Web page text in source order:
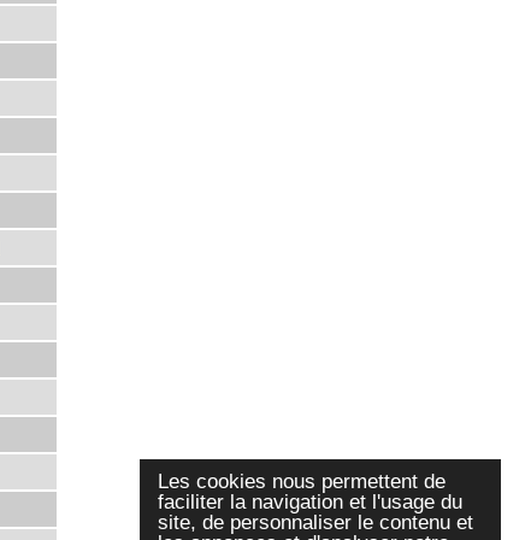
Les cookies nous permettent de
faciliter la navigation et l'usage du
site, de personnaliser le contenu et